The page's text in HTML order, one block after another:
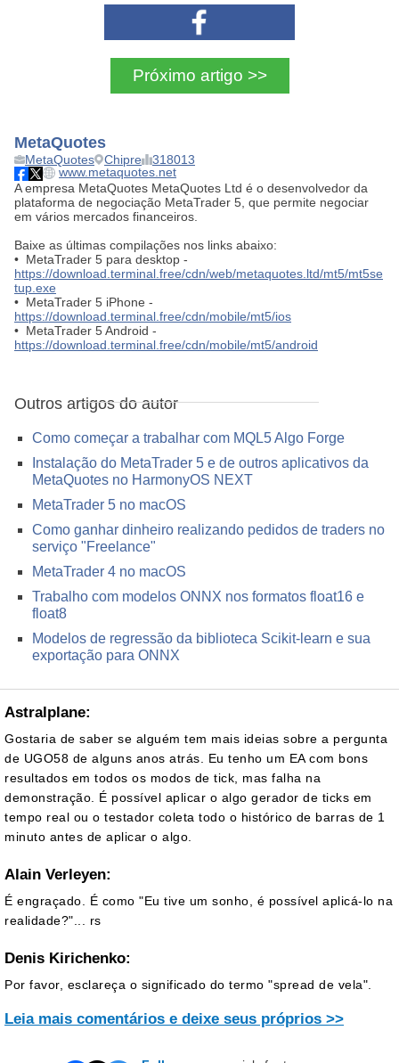
Próximo artigo >>
MetaQuotes
MetaQuotes Chipre
318013
www.metaquotes.net
A empresa MetaQuotes MetaQuotes Ltd é o desenvolvedor da
plataforma de negociação MetaTrader 5, que permite negociar
em vários mercados financeiros.
Baixe as últimas compilações nos links abaixo:
• MetaTrader 5 para desktop -
https://download.terminal.free/cdn/web/metaquotes.ltd/mt5/mt5se
tup.exe
• MetaTrader 5 iPhone -
https://download.terminal.free/cdn/mobile/mt5/ios
• MetaTrader 5 Android -
https://download.terminal.free/cdn/mobile/mt5/android
Outros artigos do autor
Como começar a trabalhar com MQL5 Algo Forge
Instalação do MetaTrader 5 e de outros aplicativos da
MetaQuotes no HarmonyOS NEXT
MetaTrader 5 no macOS
Como ganhar dinheiro realizando pedidos de traders no
serviço "Freelance"
MetaTrader 4 no macOS
Trabalho com modelos ONNX nos formatos float16 e
float8
Modelos de regressão da biblioteca Scikit-learn e sua
exportação para ONNX
Astralplane:
Gostaria de saber se alguém tem mais ideias sobre a pergunta
de UGO58 de alguns anos atrás. Eu tenho um EA com bons
resultados em todos os modos de tick, mas falha na
demonstração. É possível aplicar o algo gerador de ticks em
tempo real ou o testador coleta todo o histórico de barras de 1
minuto antes de aplicar o algo.
Alain Verleyen:
É engraçado. É como "Eu tive um sonho, é possível aplicá-lo na
realidade?"... rs
Denis Kirichenko:
Por favor, esclareça o significado do termo "spread de vela".
Leia mais comentários e deixe seus próprios >>